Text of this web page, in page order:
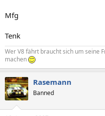
Mfg
Tenk
Wer V8 fährt braucht sich um seine
machen
Rasemann
Banned